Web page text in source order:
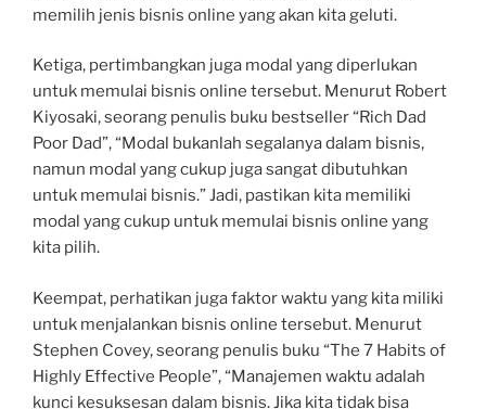
memilih jenis bisnis online yang akan kita geluti.
Ketiga, pertimbangkan juga modal yang diperlukan
untuk memulai bisnis online tersebut. Menurut Robert
Kiyosaki, seorang penulis buku bestseller “Rich Dad
Poor Dad”, “Modal bukanlah segalanya dalam bisnis,
namun modal yang cukup juga sangat dibutuhkan
untuk memulai bisnis.” Jadi, pastikan kita memiliki
modal yang cukup untuk memulai bisnis online yang
kita pilih.
Keempat, perhatikan juga faktor waktu yang kita miliki
untuk menjalankan bisnis online tersebut. Menurut
Stephen Covey, seorang penulis buku “The 7 Habits of
Highly Effective People”, “Manajemen waktu adalah
kunci kesuksesan dalam bisnis. Jika kita tidak bisa